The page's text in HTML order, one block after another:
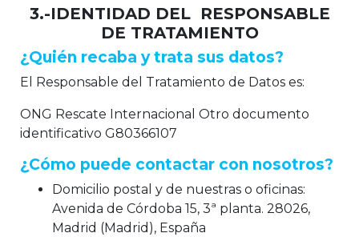
3.-IDENTIDAD DEL RESPONSABLE
DE TRATAMIENTO
¿Quién recaba y trata sus datos?
El Responsable del Tratamiento de Datos es:
ONG Rescate Internacional Otro documento
identificativo G80366107
¿Cómo puede contactar con nosotros?
Domicilio postal y de nuestras o oficinas:
Avenida de Córdoba 15, 3ª planta. 28026,
Madrid (Madrid), España